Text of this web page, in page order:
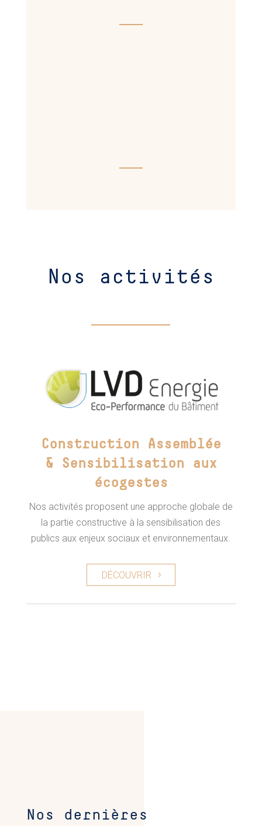
Nos activités
Construction Assemblée
& Sensibilisation aux
écogestes
Nos activités proposent une approche globale de
la partie constructive à la sensibilisation des
publics aux enjeux sociaux et environnementaux.
DÉCOUVRIR
Nos dernières